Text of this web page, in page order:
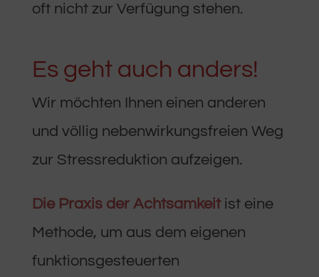
oft nicht zur Verfügung stehen.
Es geht auch anders!
Wir möchten Ihnen einen anderen
und völlig nebenwirkungsfreien Weg
zur Stressreduktion aufzeigen.
Die Praxis der Achtsamkeitist eine
Methode, um aus dem eigenen
funktionsgesteuerten